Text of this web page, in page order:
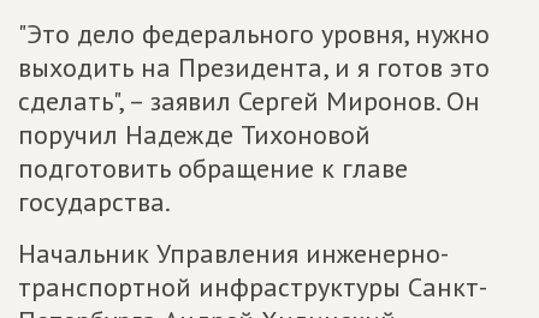
"Это дело федерального уровня, нужно
выходить на Президента, и я готов это
сделать", – заявил Сергей Миронов. Он
поручил Надежде Тихоновой
подготовить обращение к главе
государства.
Начальник Управления инженерно-
транспортной инфраструктуры Санкт-